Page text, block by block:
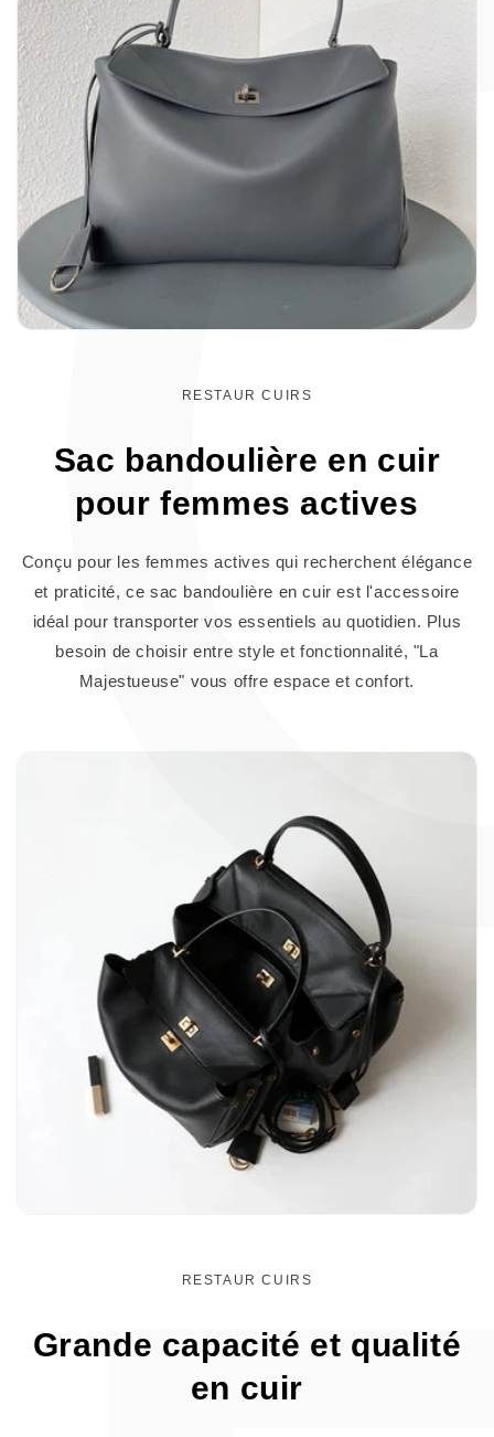
RESTAUR CUIRS
Sac bandoulière en cuir
pour femmes actives
Conçu pour les femmes actives qui recherchent élégance
et praticité, ce sac bandoulière en cuir est l'accessoire
idéal pour transporter vos essentiels au quotidien. Plus
besoin de choisir entre style et fonctionnalité, "La
Majestueuse" vous offre espace et confort.
RESTAUR CUIRS
Grande capacité et qualité
en cuir